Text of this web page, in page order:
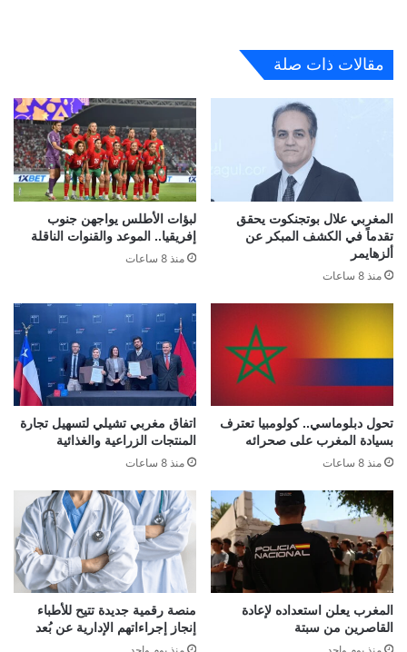
مقالات ذات صلة
المغربي علال بوتجنكوت يحقق
تقدماً في الكشف المبكر عن
ألزهايمر
منذ 8 ساعات
لبؤات الأطلس يواجهن جنوب
إفريقيا.. الموعد والقنوات الناقلة
منذ 8 ساعات
تحول دبلوماسي.. كولومبيا تعترف
بسيادة المغرب على صحرائه
منذ 8 ساعات
اتفاق مغربي تشيلي لتسهيل تجارة
المنتجات الزراعية والغذائية
منذ 8 ساعات
المغرب يعلن استعداده لإعادة
القاصرين من سبتة
منصة رقمية جديدة تتيح للأطباء
إنجاز إجراءاتهم الإدارية عن بُعد